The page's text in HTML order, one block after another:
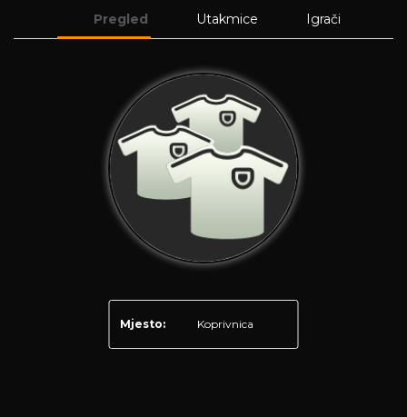
Pregled Utakmice Igrači
Mjesto: Koprivnica